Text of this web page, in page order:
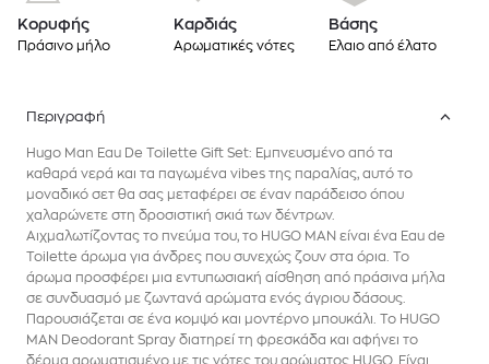
Κορυφής
Πράσινο μήλο
Καρδιάς
Αρωματικές νότες
Βάσης
Ελαιο από έλατο
Περιγραφή
Hugo Man Eau De Toilette Gift Set: Εμπνευσμένο από τα
καθαρά νερά και τα παγωμένα vibes της παραλίας, αυτό το
μοναδικό σετ θα σας μεταφέρει σε έναν παράδεισο όπου
χαλαρώνετε στη δροσιστική σκιά των δέντρων.
Αιχμαλωτίζοντας το πνεύμα του, το HUGO MAN είναι ένα Eau de
Toilette άρωμα για άνδρες που συνεχώς ζουν στα όρια. Το
άρωμα προσφέρει μια εντυπωσιακή αίσθηση από πράσινα μήλα
σε συνδυασμό με ζωντανά αρώματα ενός άγριου δάσους.
Παρουσιάζεται σε ένα κομψό και μοντέρνο μπουκάλι. Το HUGO
MAN Deodorant Spray διατηρεί τη φρεσκάδα και αφήνει το
δέρμα αρωματισμένο με τις νότες του αρώματος HUGO. Είναι